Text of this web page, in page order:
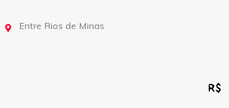
Entre Rios de Minas